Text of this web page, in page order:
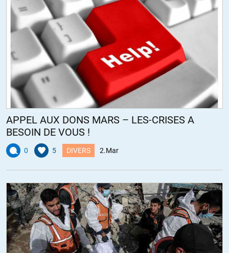
APPEL AUX DONS MARS – LES-CRISES A
BESOIN DE VOUS !
0 5 DIVERS 2.Mar